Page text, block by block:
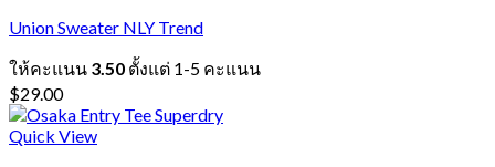
Union Sweater NLY Trend
ให้คะแนน 3.50 ตั้งแต่ 1-5 คะแนน
$29.00
Quick View